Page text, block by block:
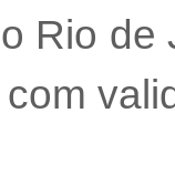
Rio
com